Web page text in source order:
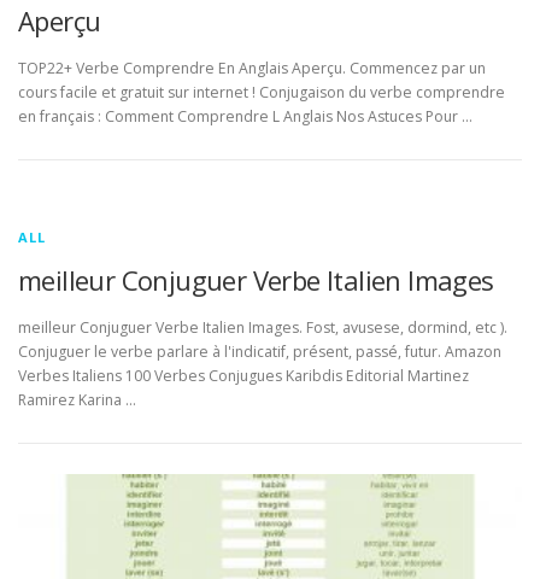
Aperçu
TOP22+ Verbe Comprendre En Anglais Aperçu. Commencez par un
cours facile et gratuit sur internet ! Conjugaison du verbe comprendre
en français : Comment Comprendre L Anglais Nos Astuces Pour …
ALL
meilleur Conjuguer Verbe Italien Images
meilleur Conjuguer Verbe Italien Images. Fost, avusese, dormind, etc ).
Conjuguer le verbe parlare à l'indicatif, présent, passé, futur. Amazon
Verbes Italiens 100 Verbes Conjugues Karibdis Editorial Martinez
Ramirez Karina …